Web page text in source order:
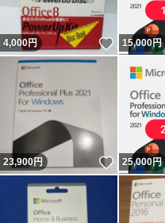
4,000円 いいね！
15,000円
23,900円 いいね！
25,000円